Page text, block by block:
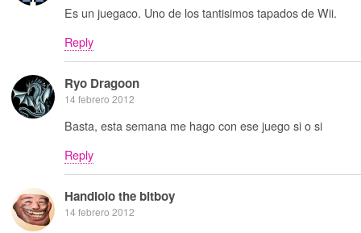
Es un juegaco. Uno de los tantisimos tapados de Wii.
Reply
Ryo Dragoon
14 febrero 2012
Basta, esta semana me hago con ese juego si o si
Reply
Handlolo the bitboy
14 febrero 2012